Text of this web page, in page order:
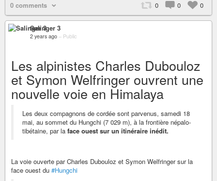
0 comments 0 0 0
Salinger 3
2 years ago – Public
Les alpinistes Charles Dubouloz
et Symon Welfringer ouvrent une
nouvelle voie en Himalaya
Les deux compagnons de cordée sont parvenus, samedi 18
mai, au sommet du Hungchi (7 029 m), à la frontière népalo-
tibétaine, par la face ouest sur un itinéraire inédit.
La voie ouverte par Charles Dubouloz et Symon Welfringer sur la
face ouest du #Hungchi